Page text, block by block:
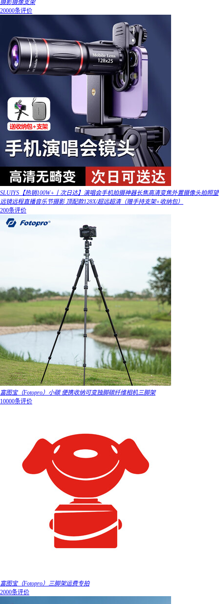
摄影摄像支架
20000条评价
SLUIYS【热销100W+丨次日达】演唱会手机拍摄神器长焦高清变焦外置摄像头拍照望
远镜远程直播音乐节摄影 顶配款128X/超远超清（赠手持支架+收纳包）
200条评价
富图宝（Fotopro）小碳 便携收纳可变独脚碳纤维相机三脚架
10000条评价
富图宝（Fotopro）三脚架运费专拍
2000条评价